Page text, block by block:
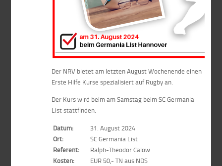
Der NRV bietet am letzten August Wochenende einen
Erste Hilfe Kurse spezialisiert auf Rugby an.
Der Kurs wird beim am Samstag beim SC Germania
List stattfinden.
Datum:
31. August 2024
Ort:
SC Germania List
Referent:
Ralph-Theodor Calow
Kosten:
EUR 50,- TN aus NDS